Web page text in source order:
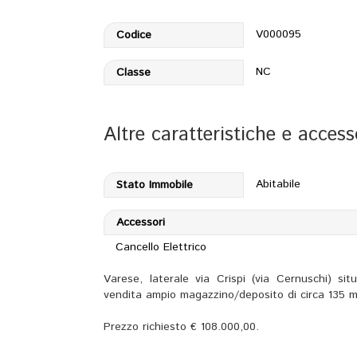
Codice V000095
Classe NC
Altre caratteristiche e
Stato Immobile Abitabile
Accessori
Cancello Elettrico
Varese, laterale via Crispi (via Cernuschi)
vendita ampio magazzino/deposito di circa 135
Prezzo richiesto € 108.000,00.